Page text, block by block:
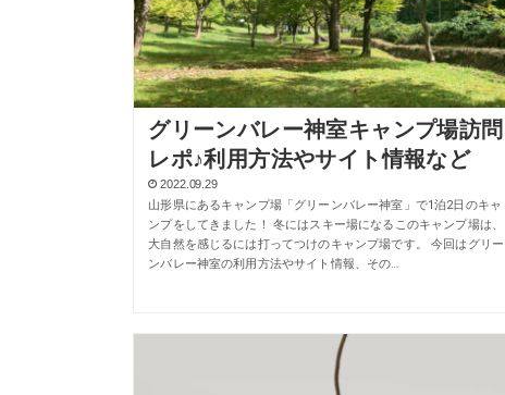
グリーンバレー神室キャンプ場訪問
レポ♪利用方法やサイト情報など
2022.09.29
山形県にあるキャンプ場「グリーンバレー神室」で1泊2日のキャ
ンプをしてきました！ 冬にはスキー場になるこのキャンプ場は、
大自然を感じるには打ってつけのキャンプ場です。 今回はグリー
ンバレー神室の利用方法やサイト情報、その…